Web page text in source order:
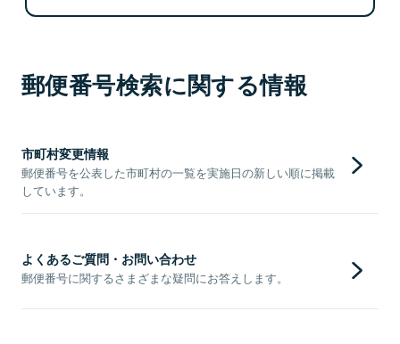
郵便番号検索に関する情報
市町村変更情報
郵便番号を公表した市町村の一覧を実施日の新しい順に掲載
しています。
よくあるご質問・お問い合わせ
郵便番号に関するさまざまな疑問にお答えします。